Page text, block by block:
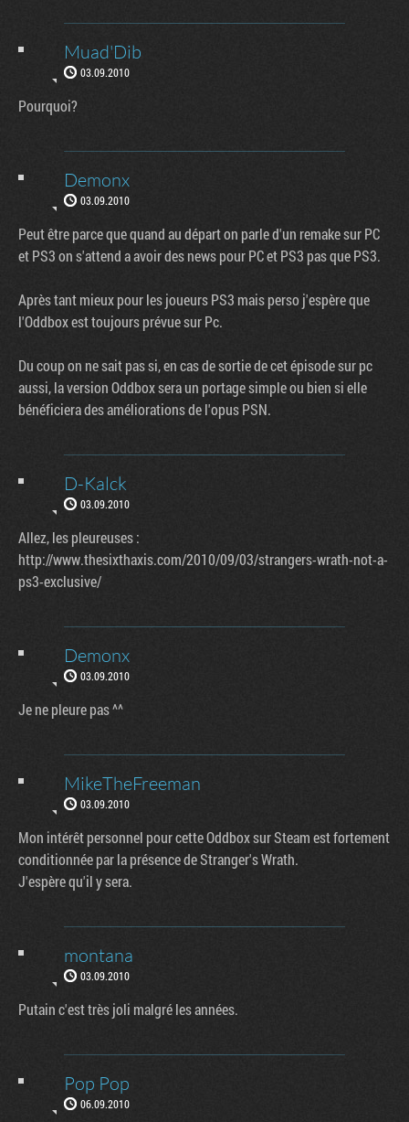
Muad'Dib
03.09.2010
Pourquoi?
Demonx
03.09.2010
Peut être parce que quand au départ on parle d'un remake sur PC
et PS3 on s'attend a avoir des news pour PC et PS3 pas que PS3.
Après tant mieux pour les joueurs PS3 mais perso j'espère que
l'Oddbox est toujours prévue sur Pc.
Du coup on ne sait pas si, en cas de sortie de cet épisode sur pc
aussi, la version Oddbox sera un portage simple ou bien si elle
bénéficiera des améliorations de l'opus PSN.
D-Kalck
03.09.2010
Allez, les pleureuses :
http://www.thesixthaxis.com/2010/09/03/strangers-wrath-not-a-
ps3-exclusive/
Demonx
03.09.2010
Je ne pleure pas ^^
MikeTheFreeman
03.09.2010
Mon intérêt personnel pour cette Oddbox sur Steam est fortement
conditionnée par la présence de Stranger's Wrath.
J'espère qu'il y sera.
montana
03.09.2010
Putain c'est très joli malgré les années.
Pop Pop
06.09.2010